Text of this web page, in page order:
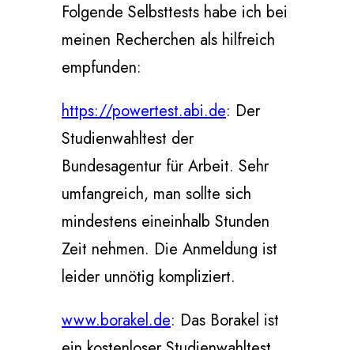
Folgende Selbsttests habe ich bei
meinen Recherchen als hilfreich
empfunden:
https://powertest.abi.de: Der
Studienwahltest der
Bundesagentur für Arbeit. Sehr
umfangreich, man sollte sich
mindestens eineinhalb Stunden
Zeit nehmen. Die Anmeldung ist
leider unnötig kompliziert.
www.borakel.de: Das Borakel ist